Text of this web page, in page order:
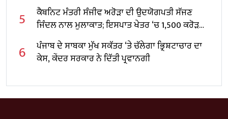
5
ਕੈਬਨਿਟ ਮੰਤਰੀ ਸੰਜੀਵ ਅਰੋੜਾ ਦੀ ਉਦਯੋਗਪਤੀ ਸੱਜਣ
ਜਿੰਦਲ ਨਾਲ ਮੁਲਾਕਾਤ; ਇਸਪਾਤ ਖੇਤਰ ‘ਚ ₹1,500 ਕਰੋੜ
ਨਿਵੇਸ਼ ਦਾ ਐਲਾਨ
6
ਪੰਜਾਬ ਦੇ ਸਾਬਕਾ ਮੁੱਖ ਸਕੱਤਰ ‘ਤੇ ਚੱਲੇਗਾ ਭ੍ਰਿਸ਼ਟਾਚਾਰ ਦਾ
ਕੇਸ, ਕੇਂਦਰ ਸਰਕਾਰ ਨੇ ਦਿੱਤੀ ਪ੍ਰਵਾਨਗੀ